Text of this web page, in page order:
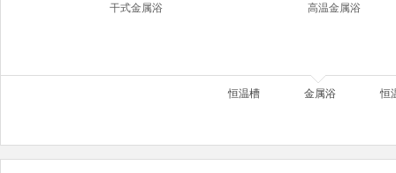
干式金属浴 高温金属浴
恒温槽 金属浴 恒